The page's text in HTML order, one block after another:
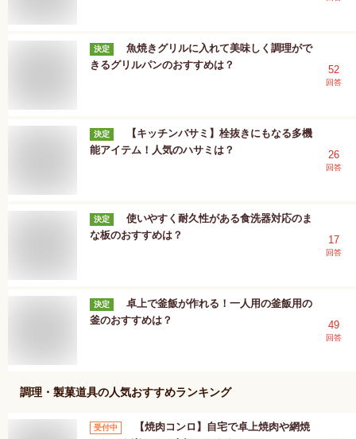
決定
魚焼きグリルに入れて美味しく調理がで
きるグリルパンのおすすめは？
52
回答
決定
【キッチンバサミ】栓抜きにもなる多機
能アイテム！人気のハサミは？
26
回答
決定
使いやすく耐久性がある食洗器対応のま
な板のおすすめは？
17
回答
決定
卓上で釜飯が作れる！一人用の釜飯用の
釜のおすすめは？
49
回答
調理・製菓道具の人気おすすめランキング
受付中
【焼肉コンロ】自宅で卓上焼肉や網焼